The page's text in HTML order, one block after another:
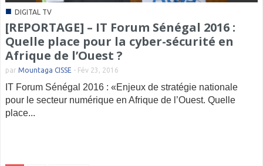
■ DIGITAL TV
[REPORTAGE] – IT Forum Sénégal 2016 :
Quelle place pour la cyber-sécurité en
Afrique de l’Ouest ?
par Mountaga CISSE - Fév 23, 2016
IT Forum Sénégal 2016 : «Enjeux de stratégie nationale
pour le secteur numérique en Afrique de l’Ouest. Quelle
place...